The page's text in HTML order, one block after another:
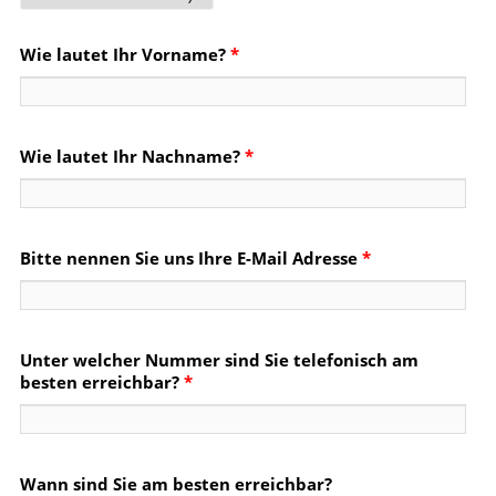
Wie lautet Ihr Vorname? *
Wie lautet Ihr Nachname? *
Bitte nennen Sie uns Ihre E-Mail Adresse *
Unter welcher Nummer sind Sie telefonisch am
besten erreichbar? *
Wann sind Sie am besten erreichbar?